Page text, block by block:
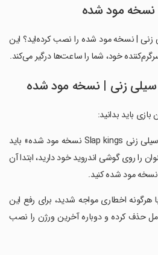
نسخه مود شده
زنی | نسخه مود شده را نصب کرده‌اید؟ این
خود، شما را ساعت‌ها درگیر می‌کند.
سیلی زنی | نسخه مود شده
باید بدانید:
‏ ‏ 1- پیش از دانلود «پادشاهان سیلی زنی Slap kings نسخه مود شده» باید
را روی گوشی اندروید خود دارید، ابتدا آن
مود شده کنید.
با هرگونه اخطاری مواجه شدید، برای رفع این
حذف کرده و دوباره آخرین ورژن را نصب